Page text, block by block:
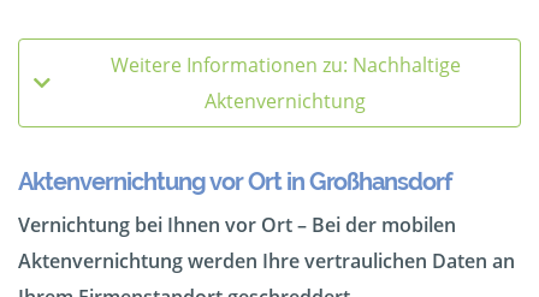
Weitere Informationen zu: Nachhaltige
Aktenvernichtung
Aktenvernichtung vor Ort in Großhansdorf
Vernichtung bei Ihnen vor Ort – Bei der mobilen
Aktenvernichtung werden Ihre vertraulichen Daten an